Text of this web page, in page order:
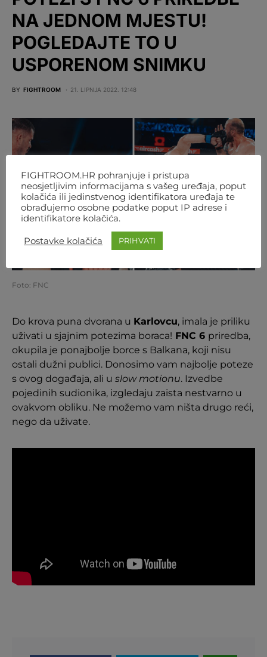
NA JEDNOM MJESTU!
POGLEDAJTE TO U
USPORENOM SNIMKU
BY FIGHTROOM 21. LIPNJA 2022. 12:48
Foto: FNC
Do krova puna dvorana u Karlovcu, imala je priliku
uživati u sjajnim potezima boraca! FNC 6 priredba,
okupila je ponajbolje borce s Balkana, koji nisu
ostali dužni publici. Donosimo vam najbolje poteze
s ovog događaja, ali u slow motionu. Izvedbe
pojedinih sudionika, izgledaju zaista nestvarno u
ovakvom obliku. Ne možemo vam ništa drugo reći,
nego da uživate.
FIGHTROOM.HR pohranjuje i pristupa
neosjetljivim informacijama s vašeg uređaja, poput
kolačića ili jedinstvenog identifikatora uređaja te
obrađujemo osobne podatke poput IP adrese i
identifikatore kolačića.
Postavke kolačića PRIHVATI